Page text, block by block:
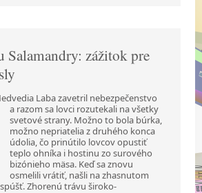
Salamandry: zážitok pre
Laba zavetril nebezpečenstvo
a razom sa lovci rozutekali na všetky
svetové strany. Možno to bola búrka,
možno nepriatelia z druhého konca
údolia, čo prinútilo lovcov opustiť
teplo ohníka i hostinu zo surového
bizónieho mäsa. Keď sa znovu
osmelili vrátiť, našli na zhasnutom
Zhorenú trávu široko-